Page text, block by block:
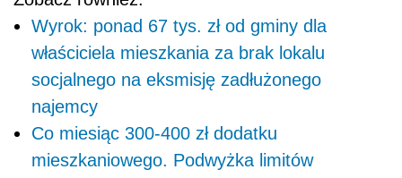
Wyrok: ponad 67 tys. zł od gminy dla
właściciela mieszkania za brak lokalu
socjalnego na eksmisję zadłużonego
najemcy
Co miesiąc 300-400 zł dodatku
mieszkaniowego. Podwyżka limitów